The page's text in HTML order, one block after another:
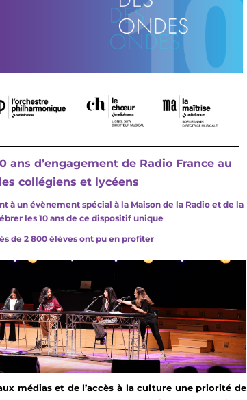
ans d’engagement de Radio France au
collégiens et lycéens
à un évènement spécial à la Maison de la Radio et de la
les 10 ans de ce dispositif unique
de 2 800 élèves ont pu en profiter
médias et de l’accès à la culture une priorité de